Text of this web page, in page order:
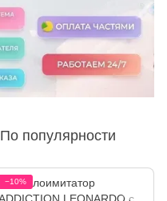
По популярности
−10%